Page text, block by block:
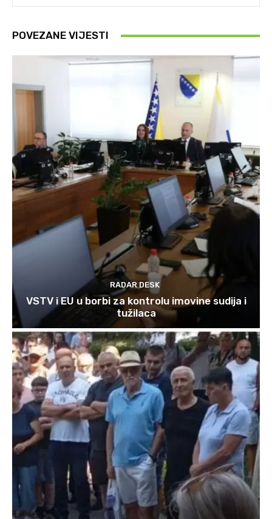
POVEZANE VIJESTI
RADAR DESK
VSTV i EU u borbi za kontrolu imovine sudija i
tužilaca